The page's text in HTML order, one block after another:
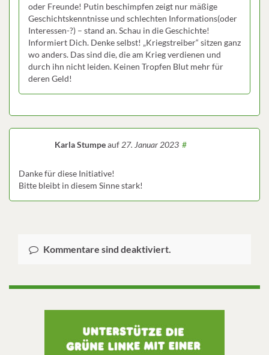
oder Freunde! Putin beschimpfen zeigt nur mäßige
Geschichtskenntnisse und schlechten Informations(oder
Interessen-?) – stand an. Schau in die Geschichte!
Informiert Dich. Denke selbst! „Kriegstreiber“ sitzen ganz
wo anders. Das sind die, die am Krieg verdienen und
durch ihn nicht leiden. Keinen Tropfen Blut mehr für
deren Geld!
Karla Stumpeauf27. Januar 2023 #
Danke für diese Initiative!
Bitte bleibt in diesem Sinne stark!
Kommentare sind deaktiviert.